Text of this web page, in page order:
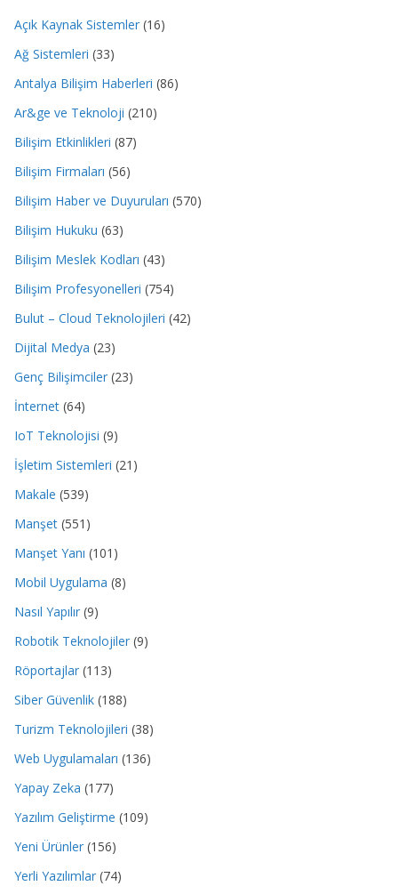
Açık Kaynak Sistemler (16)
Ağ Sistemleri (33)
Antalya Bilişim Haberleri (86)
Ar&ge ve Teknoloji (210)
Bilişim Etkinlikleri (87)
Bilişim Firmaları (56)
Bilişim Haber ve Duyuruları (570)
Bilişim Hukuku (63)
Bilişim Meslek Kodları (43)
Bilişim Profesyonelleri (754)
Bulut – Cloud Teknolojileri (42)
Dijital Medya (23)
Genç Bilişimciler (23)
İnternet (64)
IoT Teknolojisi (9)
İşletim Sistemleri (21)
Makale (539)
Manşet (551)
Manşet Yanı (101)
Mobil Uygulama (8)
Nasıl Yapılır (9)
Robotik Teknolojiler (9)
Röportajlar (113)
Siber Güvenlik (188)
Turizm Teknolojileri (38)
Web Uygulamaları (136)
Yapay Zeka (177)
Yazılım Geliştirme (109)
Yeni Ürünler (156)
Yerli Yazılımlar (74)